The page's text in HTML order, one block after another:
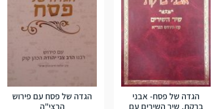
הגדה של פסח- אבני
ברקת, שיר השירים עם
הגדה של פסח עם פירוש
הרצי"ה